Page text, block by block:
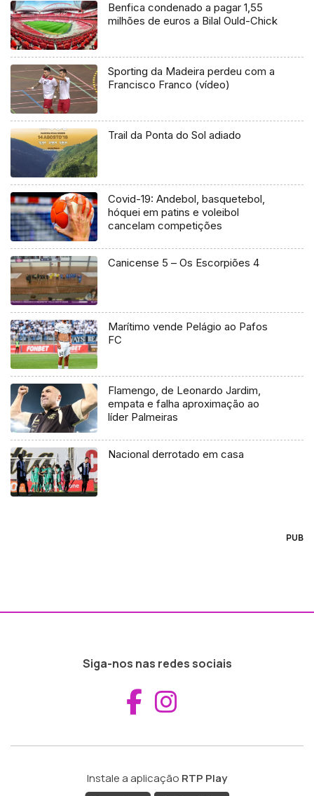
Benfica condenado a pagar 1,55
milhões de euros a Bilal Ould-Chick
Sporting da Madeira perdeu com a
Francisco Franco (vídeo)
Trail da Ponta do Sol adiado
Covid-19: Andebol, basquetebol,
hóquei em patins e voleibol
cancelam competições
Canicense 5 – Os Escorpiões 4
Marítimo vende Pelágio ao Pafos
FC
Flamengo, de Leonardo Jardim,
empata e falha aproximação ao
líder Palmeiras
Nacional derrotado em casa
PUB
Siga-nos nas redes sociais
Aceder ao
Instale a aplicação RTP Play